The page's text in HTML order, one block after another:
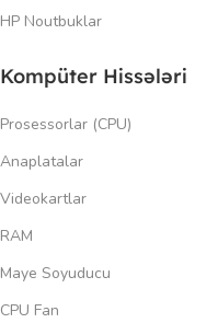
HP Noutbuklar
Kompüter Hissələri
Prosessorlar (CPU)
Anaplatalar
Videokartlar
RAM
Maye Soyuducu
CPU Fan